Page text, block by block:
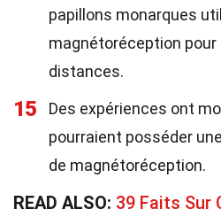
papillons monarques
magnétoréception pour
distances.
15
Des expériences ont
pourraient posséder
de magnétoréception.
READ ALSO: 39 Faits Sur